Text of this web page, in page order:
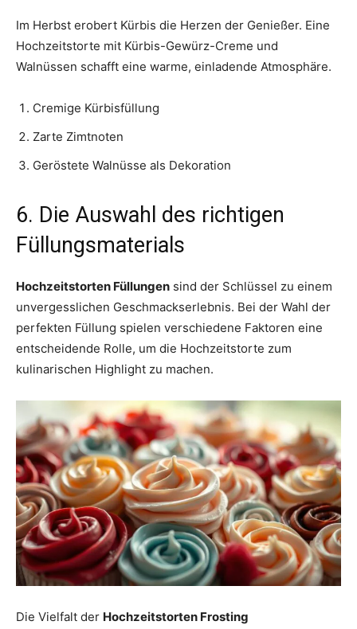
Im Herbst erobert Kürbis die Herzen der Genießer. Eine
Hochzeitstorte mit Kürbis-Gewürz-Creme und
Walnüssen schafft eine warme, einladende Atmosphäre.
Cremige Kürbisfüllung
Zarte Zimtnoten
Geröstete Walnüsse als Dekoration
6. Die Auswahl des richtigen
Füllungsmaterials
Hochzeitstorten Füllungen sind der Schlüssel zu einem
unvergesslichen Geschmackserlebnis. Bei der Wahl der
perfekten Füllung spielen verschiedene Faktoren eine
entscheidende Rolle, um die Hochzeitstorte zum
kulinarischen Highlight zu machen.
Die Vielfalt der Hochzeitstorten Frosting